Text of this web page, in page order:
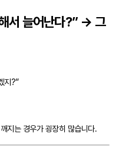
서 늘어난다?” → 그
지?”
지는 경우가 굉장히 많습니다.